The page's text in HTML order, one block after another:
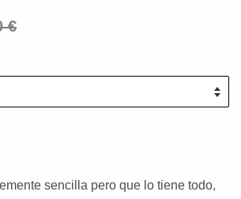
€
sencilla pero que lo tiene todo,